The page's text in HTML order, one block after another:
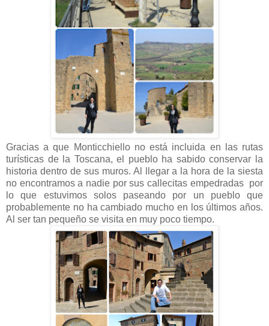
Gracias a que Monticchiello no está incluida en las rutas
turísticas de la Toscana, el pueblo ha sabido conservar la
historia dentro de sus muros. Al llegar a la hora de la siesta
no encontramos a nadie por sus callecitas empedradas por
lo que estuvimos solos paseando por un pueblo que
probablemente no ha cambiado mucho en los últimos años.
Al ser tan pequeño se visita en muy poco tiempo.